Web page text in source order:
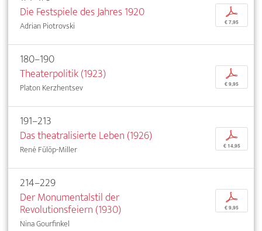
Die Festspiele des Jahres 1920
Adrian Piotrovski
p
€ 7,95
180–190
Theaterpolitik (1923)
Platon Kerzhentsev
p
€ 9,95
191–213
Das theatralisierte Leben (1926)
René Fülöp-Miller
p
€ 14,95
214–229
Der Monumentalstil der
Revolutionsfeiern (1930)
Nina Gourfinkel
p
€ 9,95